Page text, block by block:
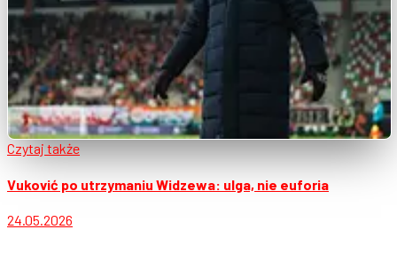
Czytaj także
Vuković po utrzymaniu Widzewa: ulga, nie euforia
24.05.2026